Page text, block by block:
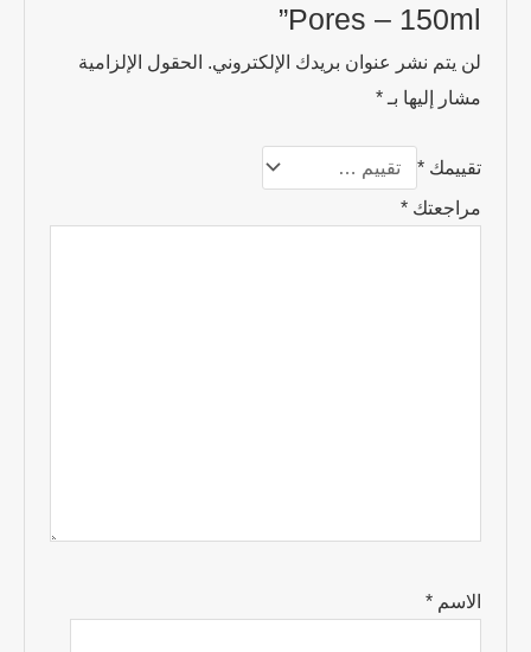
Pores – 150ml”
لن يتم نشر عنوان بريدك الإلكتروني. الحقول الإلزامية
مشار إليها بـ*
تقييمك*
مراجعتك*
الاسم*